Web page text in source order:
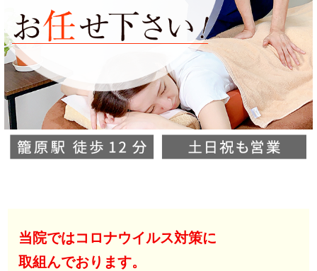
当院ではコロナウイルス対策に
取組んでおります。